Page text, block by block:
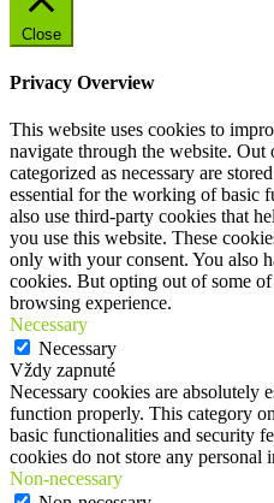
Close
Privacy Overview
This website uses cookies to
navigate through the website. Out
categorized as necessary are
essential for the working of basic
also use third-party cookies that
you use this website. These
only with your consent. You also
cookies. But opting out of some
browsing experience.
Necessary
Necessary
Vždy zapnuté
Necessary cookies are absolutely
function properly. This category
basic functionalities and security
cookies do not store any personal
Non-necessary